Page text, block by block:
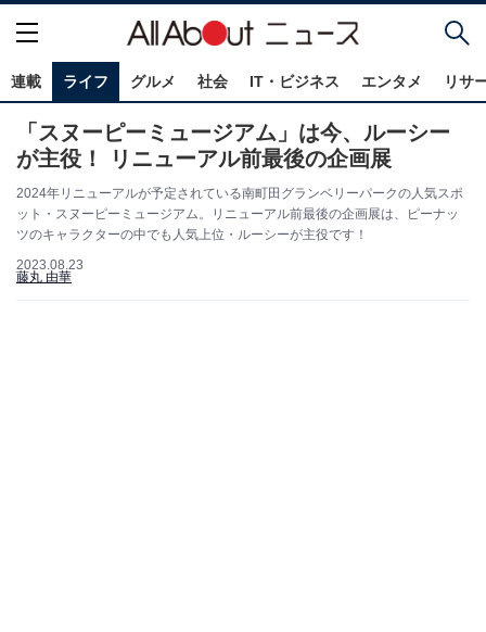
連載 ライフ グルメ 社会 IT・ビジネス エンタメ リサ
「スヌーピーミュージアム」は今、ルーシー
が主役！ リニューアル前最後の企画展
2024年リニューアルが予定されている南町田グランベリーパークの人気スポ
ット・スヌーピーミュージアム。リニューアル前最後の企画展は、ピーナッ
ツのキャラクターの中でも人気上位・ルーシーが主役です！
2023.08.23
藤丸 由華